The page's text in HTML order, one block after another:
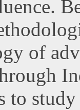
of
to